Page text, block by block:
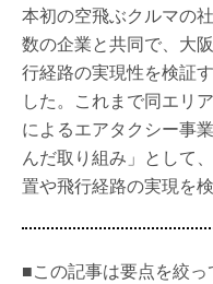
本初の空飛ぶクルマの
数の企業と共同で、大
行経路の実現性を検証
した。これまで同エリ
によるエアタクシー事
んだ取り組み」として
置や飛行経路の実現を検
■この記事は要点を絞っ